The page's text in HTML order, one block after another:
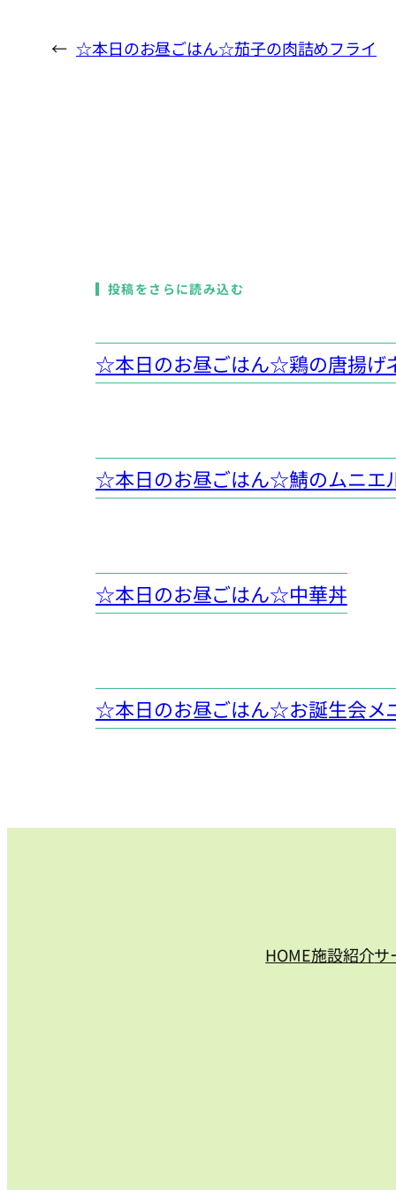
← ☆本日のお昼ごはん☆茄子の肉詰めフライ
投稿をさらに読み込む
☆本日のお昼ごはん☆鶏の唐揚げ
☆本日のお昼ごはん☆鯖のムニエ
☆本日のお昼ごはん☆中華丼
☆本日のお昼ごはん☆お誕生会メ
HOME施設紹介サ